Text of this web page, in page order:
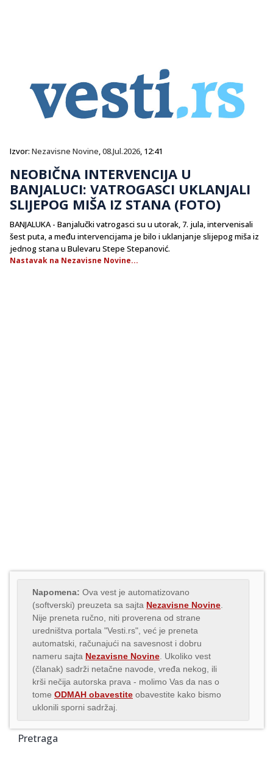
Izvor: Nezavisne Novine,08.Jul.2026, 12:41
NEOBIČNA INTERVENCIJA U
BANJALUCI: VATROGASCI UKLANJALI
SLIJEPOG MIŠA IZ STANA (FOTO)
BANJALUKA - Banjalučki vatrogasci su u utorak, 7. jula, intervenisali
šest puta, a među intervencijama je bilo i uklanjanje slijepog miša iz
jednog stana u Bulevaru Stepe Stepanović.
Nastavak na Nezavisne Novine...
Napomena: Ova vest je automatizovano
(softverski) preuzeta sa sajta Nezavisne Novine
Nije preneta ručno, niti proverena od strane
uredništva portala "Vesti.rs", već je preneta
automatski, računajući na savesnost i dobru
nameru sajta Nezavisne Novine . Ukoliko vest
(članak) sadrži netačne navode, vređa nekog, ili
krši nečija autorska prava - molimo Vas da nas o
tome ODMAH obavestite obavestite kako bismo
uklonili sporni sadržaj.
Pretraga